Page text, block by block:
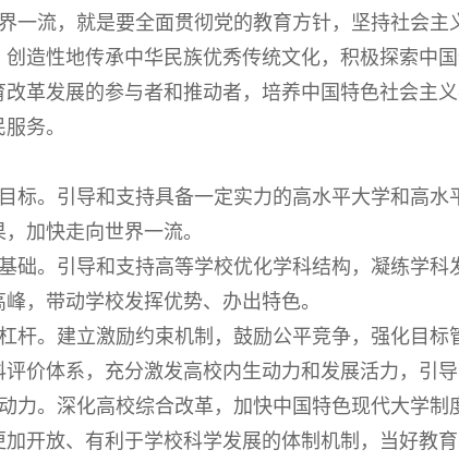
流，就是要全面贯彻党的教育方针，坚持社会主
造性地传承中华民族优秀传统文化，积极探索中
革发展的参与者和推动者，培养中国特色社会主
务。
引导和支持具备一定实力的高水平大学和高水
加快走向世界一流。
引导和支持高等学校优化学科结构，凝练学科
，带动学校发挥优势、办出特色。
建立激励约束机制，鼓励公平竞争，强化目标
价体系，充分激发高校内生动力和发展活力，引
深化高校综合改革，加快中国特色现代大学制
开放、有利于学校科学发展的体制机制，当好教育